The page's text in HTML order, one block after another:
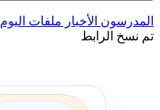
المدرسون الأخبار ملفات اليوم
تم نسخ الرابط